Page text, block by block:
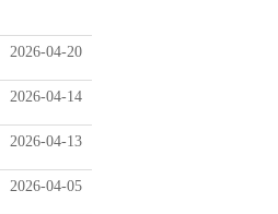
2026-04-20
2026-04-14
2026-04-13
2026-04-05